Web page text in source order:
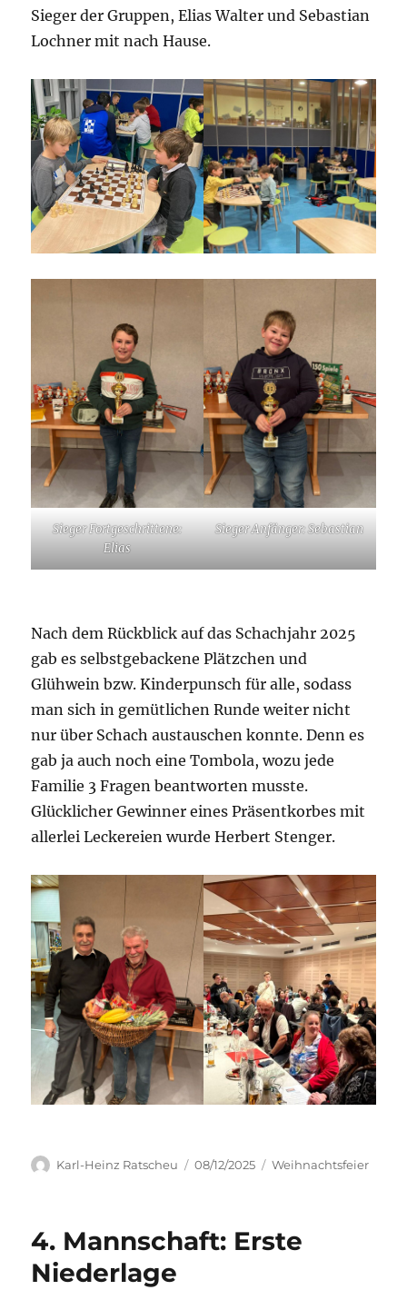
Sieger der Gruppen, Elias Walter und Sebastian
Lochner mit nach Hause.
Sieger Fortgeschrittene:
Elias
Sieger Anfänger: Sebastian
Nach dem Rückblick auf das Schachjahr 2025
gab es selbstgebackene Plätzchen und
Glühwein bzw. Kinderpunsch für alle, sodass
man sich in gemütlichen Runde weiter nicht
nur über Schach austauschen konnte. Denn es
gab ja auch noch eine Tombola, wozu jede
Familie 3 Fragen beantworten musste.
Glücklicher Gewinner eines Präsentkorbes mit
allerlei Leckereien wurde Herbert Stenger.
Autor
Karl-Heinz Ratscheu
Veröffentlicht
08/12/2025 Kategorien
Weihnachtsfeier
4. Mannschaft: Erste
Niederlage